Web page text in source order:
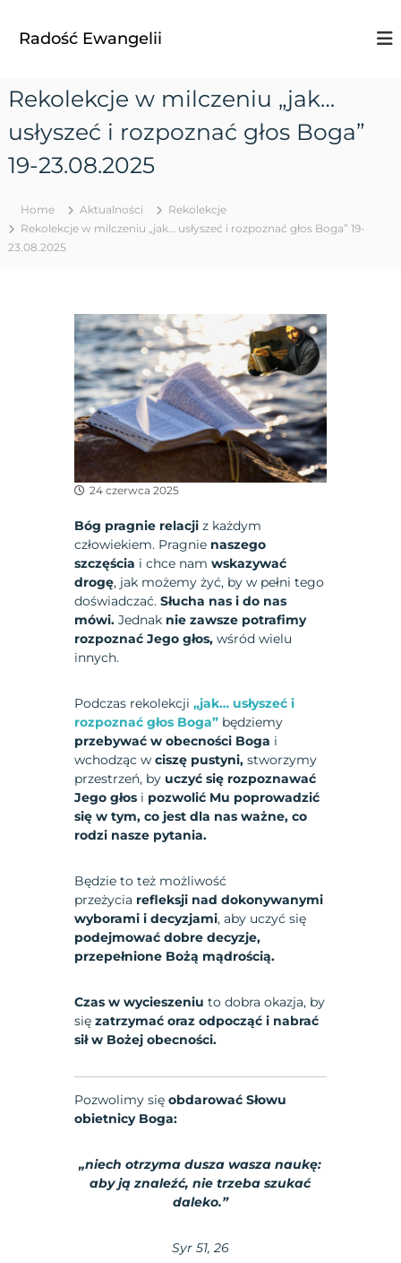
Radość Ewangelii
Rekolekcje w milczeniu „jak…
usłyszeć i rozpoznać głos Boga”
19-23.08.2025
Home Aktualności
Rekolekcje
Rekolekcje w milczeniu „jak… usłyszeć i rozpoznać głos Boga” 19-
23.08.2025
24 czerwca 2025
Bóg pragnie relacji z każdym
człowiekiem. Pragnie naszego
szczęścia i chce namwskazywać
drogę, jak możemy żyć, by w pełni tego
doświadczać.Słucha nas i do nas
mówi. Jednak nie zawsze potrafimy
rozpoznać Jego głos, wśród wielu
innych.
Podczas rekolekcji„jak… usłyszeć i
rozpoznać głos Boga” będziemy
przebywać w obecności Boga i
wchodząc wciszę pustyni, stworzymy
przestrzeń, by uczyć się rozpoznawać
Jego głos i pozwolić Mu poprowadzić
się w tym, co jest dla nas ważne, co
rodzi nasze pytania.
Będzie to też możliwość
przeżycia refleksji nad dokonywanymi
wyborami i decyzjami, aby uczyć się
podejmować dobre decyzje,
przepełnione Bożą mądrością.
Czas w wycieszeniu to dobra okazja, by
sięzatrzymać oraz odpocząć i nabrać
sił w Bożej obecności.
Pozwolimy sięobdarować Słowu
obietnicy Boga:
„niech otrzyma dusza wasza naukę:
aby ją znaleźć, nie trzeba szukać
daleko.”
Syr 51, 26